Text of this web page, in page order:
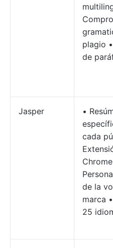
plagio
de
Jasper
•
cada
de la
marca
25